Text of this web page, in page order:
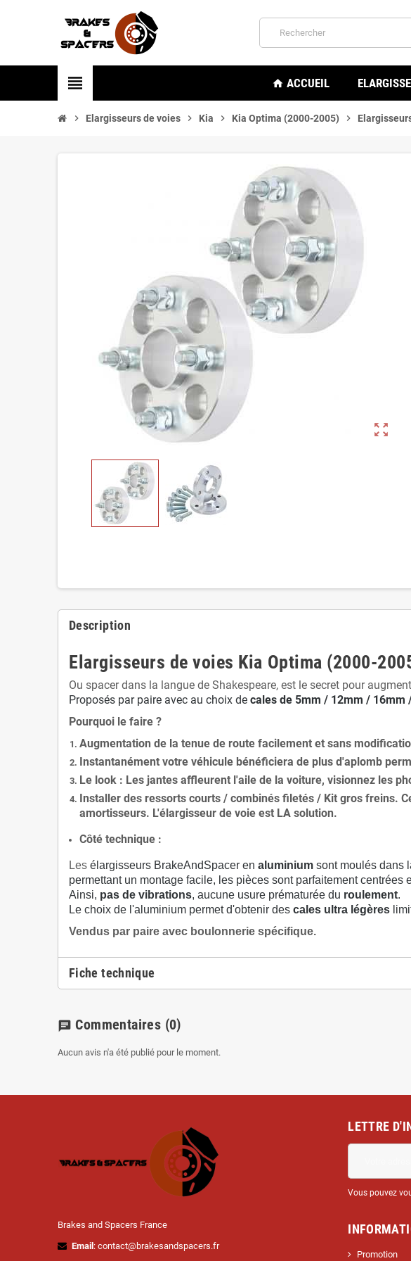
view_headline home ACCUEIL
chevron_right Elargisseurs de voies chevron_right Kia chevron_right Kia Optima (2000-2005) chevron_right
zoom_out_map
Description
Elargisseurs de voies Kia Optima (2000-
Ou spacer dans la langue de Shakespeare, est le secret pour
Proposés par paire avec au choix de cales de 5mm / 12mm / 16mm
Pourquoi le faire ?
Augmentation de la tenue de route facilement et sans
Instantanément votre véhicule bénéficiera de plus d'aplomb
Le look : Les jantes affleurent l'aile de la voiture, visionnez les
Installer des ressorts courts / combinés filetés / Kit gros freins.
amortisseurs. L'élargisseur de voie est LA solution.
Côté technique :
Les élargisseurs BrakeAndSpacer en aluminium sont moulés dans
permettant un montage facile, les pièces sont parfaitement centrées
Ainsi, pas de vibrations, aucune usure prématurée du roulement.
Le choix de l'aluminium permet d'obtenir des cales ultra légères
Vendus par paire avec boulonnerie spécifique.
Fiche technique
chat Commentaires (0)
Aucun avis n'a été publié pour le moment.
Brakes and Spacers France
Email : contact@brakesandspacers.fr
LETTRE
Vous pouvez
Promotion